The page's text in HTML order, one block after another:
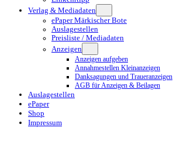
Verlag & Mediadaten
ePaper Märkischer Bote
Auslagestellen
Preisliste / Mediadaten
Anzeigen
Anzeigen aufgeben
Annahmestellen Kleinanzeigen
Danksagungen und Traueranzeigen
AGB für Anzeigen & Beilagen
Auslagestellen
ePaper
Shop
Impressum